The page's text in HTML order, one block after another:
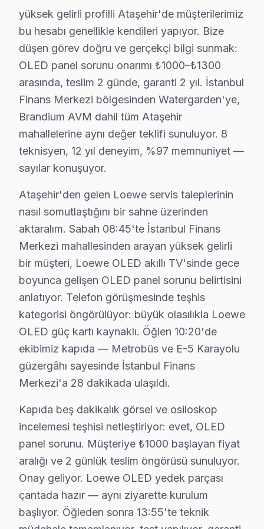
Aşık Veysel Mahallesi, eski binaları ve değişken
Atatürk'te Loewe TV Servisi
Atatürk Mahallesi, genellikle modern yapılarla dolu
Barbaros'ta Loewe TV Servisi
Barbaros Mahallesi, karışık bir elektrik altyapısına
Esatpaşa'da Loewe TV Servisi
Esatpaşa Mahallesi'nde, Loewe televizyon’lerde
Ferhatpaşa Mahallesi’nde Loewe ekran
Fetih'te Loewe TV Servisi
Fetih Mahallesi, gözlemlenen arızalar bakımından
İçerenköy'de Loewe TV Servisi
İçerenköy Mahallesi, genellikle yeni binalarla dolu ama
İnönü'de Loewe TV Servisi
İnönü Mahallesi, binaların yaşı ve elektrik
Kayışdağı'nda Loewe TV Servisi
Küçükbakkalköy'de Loewe TV Servisi
Küçükbakkalköy Mahallesi, binaların yaşına göre
Mevlana'da Loewe TV Servisi
Mevlana Mahallesi, arızaların değişken olduğu bir
Mimar Sinan'da Loewe TV Servisi
yüksek gelirli profilli Ataşehir'de müşterilerimiz
bu hesabı genellikle kendileri yapıyor. Bize
düşen görev doğru ve gerçekçi bilgi sunmak:
OLED panel sorunu onarımı ₺1000–₺1300
arasında, teslim 2 günde, garanti 2 yıl. İstanbul
Finans Merkezi bölgesinden Watergarden'ye,
Brandium AVM dahil tüm Ataşehir
mahallelerine aynı değer teklifi sunuluyor. 8
teknisyen, 12 yıl deneyim, %97 memnuniyet —
sayılar konuşuyor.
Ataşehir'den gelen Loewe servis taleplerinin
nasıl somutlaştığını bir sahne üzerinden
aktaralım. Sabah 08:45'te İstanbul Finans
Merkezi mahallesinden arayan yüksek gelirli
bir müşteri, Loewe OLED akıllı TV'sinde gece
boyunca gelişen OLED panel sorunu belirtisini
anlatıyor. Telefon görüşmesinde teşhis
kategorisi öngörülüyor: büyük olasılıkla Loewe
OLED güç kartı kaynaklı. Öğlen 10:20'de
ekibimiz kapıda — Metrobüs ve E-5 Karayolu
güzergâhı sayesinde İstanbul Finans
Merkezi'a 28 dakikada ulaşıldı.
Kapıda beş dakikalık görsel ve osiloskop
incelemesi teşhisi netleştiriyor: evet, OLED
panel sorunu. Müşteriye ₺1000 başlayan fiyat
aralığı ve 2 günlük teslim öngörüsü sunuluyor.
Onay geliyor. Loewe OLED yedek parçası
çantada hazır — aynı ziyarette kurulum
başlıyor. Öğleden sonra 13:55'te teknik